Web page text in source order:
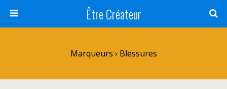
Être Créateur
Marqueurs › Blessures